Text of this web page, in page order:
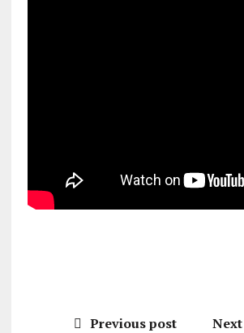
Previous post